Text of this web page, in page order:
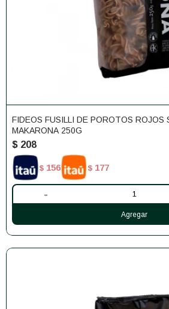
FIDEOS FUSILLI DE POROTOS ROJOS
MAKARONA 250G
$ 208
$ 156 $ 177
-